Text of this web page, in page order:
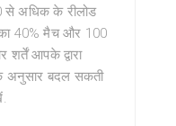
से अधिक के रीलोड
40% मैच और 100
आपके द्वारा
अनुसार बदल सकती